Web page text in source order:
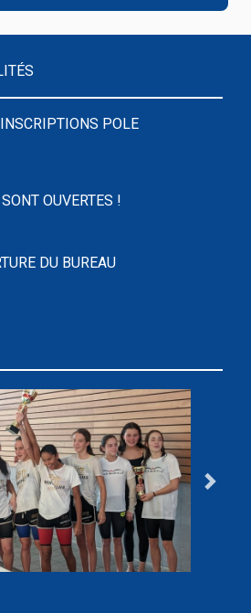
POLE
OUVERTES !
DU BUREAU